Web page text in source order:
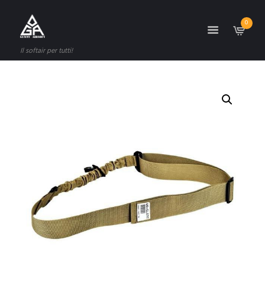
Il softair per tutti!
0